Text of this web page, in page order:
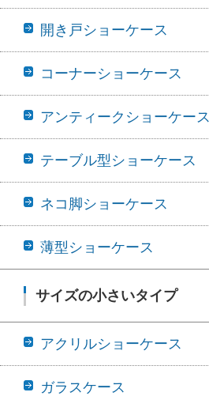
開き戸ショーケース
コーナーショーケース
アンティークショーケース
テーブル型ショーケース
ネコ脚ショーケース
薄型ショーケース
サイズの小さいタイプ
アクリルショーケース
ガラスケース